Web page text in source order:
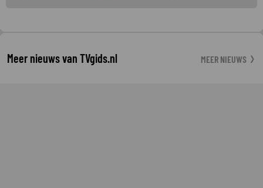
Meer nieuws van TVgids.nl MEER NIEUWS